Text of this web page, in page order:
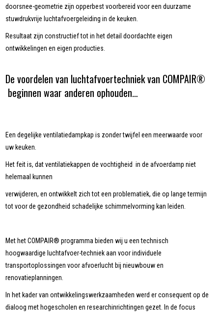
doorsnee-geometrie zijn opperbest voorbereid voor een duurzame
stuwdrukvrije luchtafvoergeleiding in de keuken.
Resultaat zijn constructief tot in het detail doordachte eigen
ontwikkelingen en eigen producties.
De voordelen van luchtafvoertechniek van COMPAIR®
beginnen waar anderen ophouden…
Een degelijke ventilatiedampkap is zonder twijfel een meerwaarde voor
uw keuken.
Het feit is, dat ventilatiekappen de vochtigheid in de afvoerdamp niet
helemaal kunnen
verwijderen, en ontwikkelt zich tot een problematiek, die op lange termijn
tot voor de gezondheid schadelijke schimmelvorming kan leiden.
Met het COMPAIR® programma bieden wij u een technisch
hoogwaardige luchtafvoer-techniek aan voor individuele
transportoplossingen voor afvoerlucht bij nieuwbouw en
renovatieplanningen.
In het kader van ontwikkelingswerkzaamheden werd er consequent op de
dialoog met hogescholen en researchinrichtingen gezet. In de focus